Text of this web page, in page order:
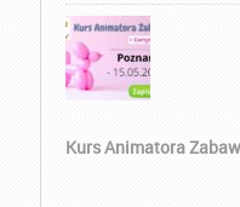
Kurs Animatora